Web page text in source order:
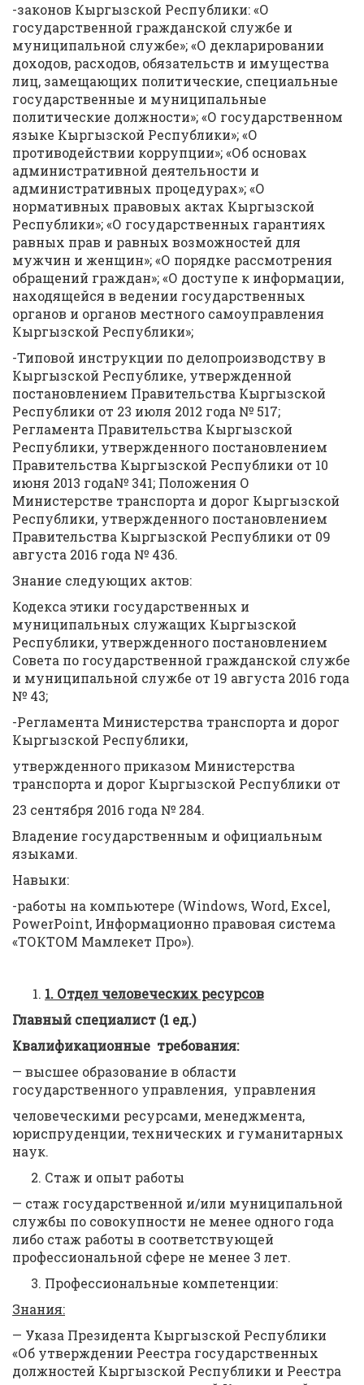
-законов Кыргызской Республики: «О
государственной гражданской службе и
муниципальной службе»; «О декларировании
доходов, расходов, обязательств и имущества
лиц, замещающих политические, специальные
государственные и муниципальные
политические должности»; «О государственном
языке Кыргызской Республики»; «О
противодействии коррупции»; «Об основах
административной деятельности и
административных процедурах»; «О
нормативных правовых актах Кыргызской
Республики»; «О государственных гарантиях
равных прав и равных возможностей для
мужчин и женщин»; «О порядке рассмотрения
обращений граждан»; «О доступе к информации,
находящейся в ведении государственных
органов и органов местного самоуправления
Кыргызской Республики»;
-Типовой инструкции по делопроизводству в
Кыргызской Республике, утвержденной
постановлением Правительства Кыргызской
Республики от 23 июля 2012 года № 517;
Регламента Правительства Кыргызской
Республики, утвержденного постановлением
Правительства Кыргызской Республики от 10
июня 2013 года№ 341; Положения О
Министерстве транспорта и дорог Кыргызской
Республики, утвержденного постановлением
Правительства Кыргызской Республики от 09
августа 2016 года № 436.
Знание следующих актов:
Кодекса этики государственных и
муниципальных служащих Кыргызской
Республики, утвержденного постановлением
Совета по государственной гражданской службе
и муниципальной службе от 19 августа 2016 года
№ 43;
-Регламента Министерства транспорта и дорог
Кыргызской Республики,
утвержденного приказом Министерства
транспорта и дорог Кыргызской Республики от
23 сентября 2016 года № 284.
Владение государственным и официальным
языками.
Навыки:
-работы на компьютере (Windows, Word, Excel,
PowerPoint, Информационно правовая система
«ТОКТОМ Мамлекет Про»).
1. Отдел человеческих ресурсов
Главный специалист (1 ед.)
Квалификационные требования:
— высшее образование в области
государственного управления, управления
человеческими ресурсами, менеджмента,
юриспруденции, технических и гуманитарных
наук.
Стаж и опыт работы
— стаж государственной и/или муниципальной
службы по совокупности не менее одного года
либо стаж работы в соответствующей
профессиональной сфере не менее 3 лет.
Профессиональные компетенции:
Знания:
— Указа Президента Кыргызской Республики
«Об утверждении Реестра государственных
должностей Кыргызской Республики и Реестра